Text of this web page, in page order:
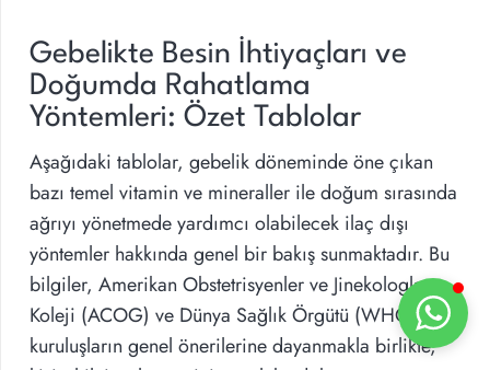
Gebelikte Besin İhtiyaçları ve
Doğumda Rahatlama
Yöntemleri: Özet Tablolar
Aşağıdaki tablolar, gebelik döneminde öne çıkan
bazı temel vitamin ve mineraller ile doğum sırasında
ağrıyı yönetmede yardımcı olabilecek ilaç dışı
yöntemler hakkında genel bir bakış sunmaktadır. Bu
bilgiler, Amerikan Obstetrisyenler ve Jinekologlar
Koleji (ACOG) ve Dünya Sağlık Örgütü (WHO) gibi
kuruluşların genel önerilerine dayanmakla birlikte,